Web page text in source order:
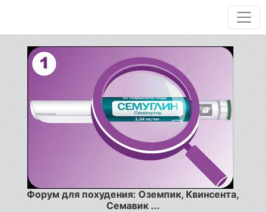
Форум для похудения: Оземпик, Квинсента,
Семавик ...